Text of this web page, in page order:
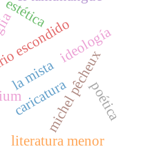
escondidoideología
estética
michel pêcheux
caricatura
literatura menor
poética
la mista